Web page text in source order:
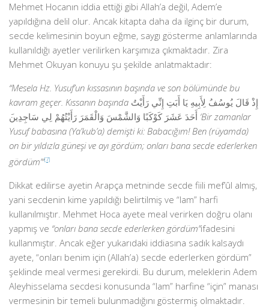
Mehmet Hocanın iddia ettiği gibi Allah’a değil, Adem’e
yapıldığına delil olur. Ancak kitapta daha da ilginç bir durum,
secde kelimesinin boyun eğme, saygı gösterme anlamlarında
kullanıldığı ayetler verilirken karşımıza çıkmaktadır. Zira
Mehmet Okuyan konuyu şu şekilde anlatmaktadır:
“Mesela Hz. Yusuf’un kıssasının başında ve son bölümünde bu
kavram geçer. Kıssanın başında إِذْ قَالَ يُوسُفُ لِأَبِيهِ يَا أَبَتِ إِنِّي رَأَيْتُ
أَحَدَ عَشَرَ كَوْكَبًا وَالشَّمْسَ وَالْقَمَرَ رَأَيْتُهُمْ لِي سَاجِدِين
Yusuf babasına (Ya’kub’a) demişti ki: Babacığım! Ben (rüyamda)
on bir yıldızla güneşi ve ayı gördüm; onları bana secde ederlerken
gördüm’”[7]
Dikkat edilirse ayetin Arapça metninde secde fiili mef’ûl almış,
yani secdenin kime yapıldığı belirtilmiş ve “lam” harfi
kullanılmıştır. Mehmet Hoca ayete meal verirken doğru olanı
yapmış ve “onları bana secde ederlerken gördüm”ifadesini
kullanmıştır. Ancak eğer yukarıdaki iddiasına sadık kalsaydı
ayete, “onları benim için (Allah’a) secde ederlerken gördüm”
şeklinde meal vermesi gerekirdi. Bu durum, meleklerin Adem
Aleyhisselama secdesi konusunda “lam” harfine “için” manası
vermesinin bir temeli bulunmadığını göstermiş olmaktadır.